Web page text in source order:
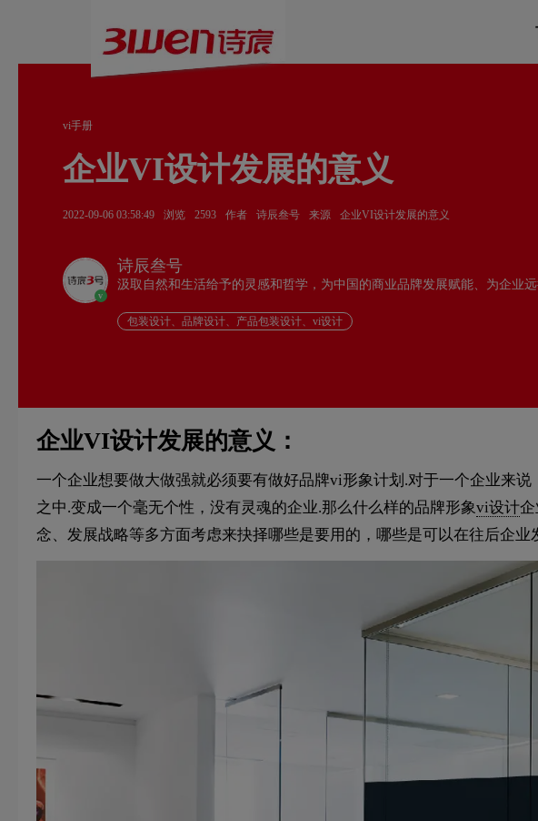
vi手册
企业VI设计发展的意义
2022-09-06 03:58:49 浏览 2593 作者 诗辰叁号 来源 企业VI设计发展的意义
v
诗辰叁号
汲取自然和生活给予的灵感和哲学，为中国的商业品牌发展赋能、为企业远
包装设计、品牌设计、产品包装设计、vi设计
企业VI设计发展的意义：
一个企业想要做大做强就必须要有做好品牌vi形象计划.对于一个企业来
之中.变成一个毫无个性，没有灵魂的企业.那么什么样的品牌形象vi设计
念、发展战略等多方面考虑来抉择哪些是要用的，哪些是可以在往后企